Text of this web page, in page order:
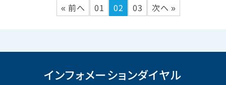
« 前へ 01 02 03 次へ »
インフォメーションダイヤル